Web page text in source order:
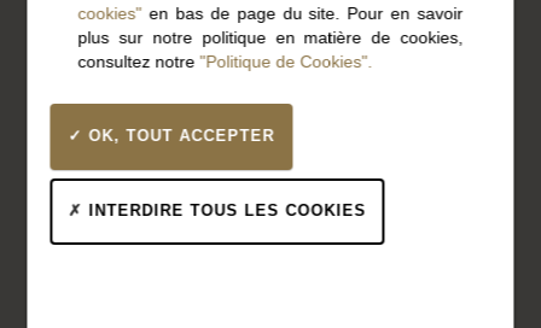
de nombreuses années une
« boussole » pour beaucoup.
cookies"en bas de page du site. Pour en savoir
plus sur notre politique en matière de cookies,
consultez notre"Politique de Cookies".
OK, TOUT ACCEPTER
INTERDIRE TOUS LES COOKIES